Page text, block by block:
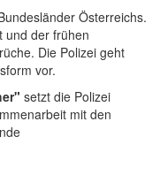
Österreichs.
und der frühen
Die Polizei geht
vor.
setzt die Polizei
mit den